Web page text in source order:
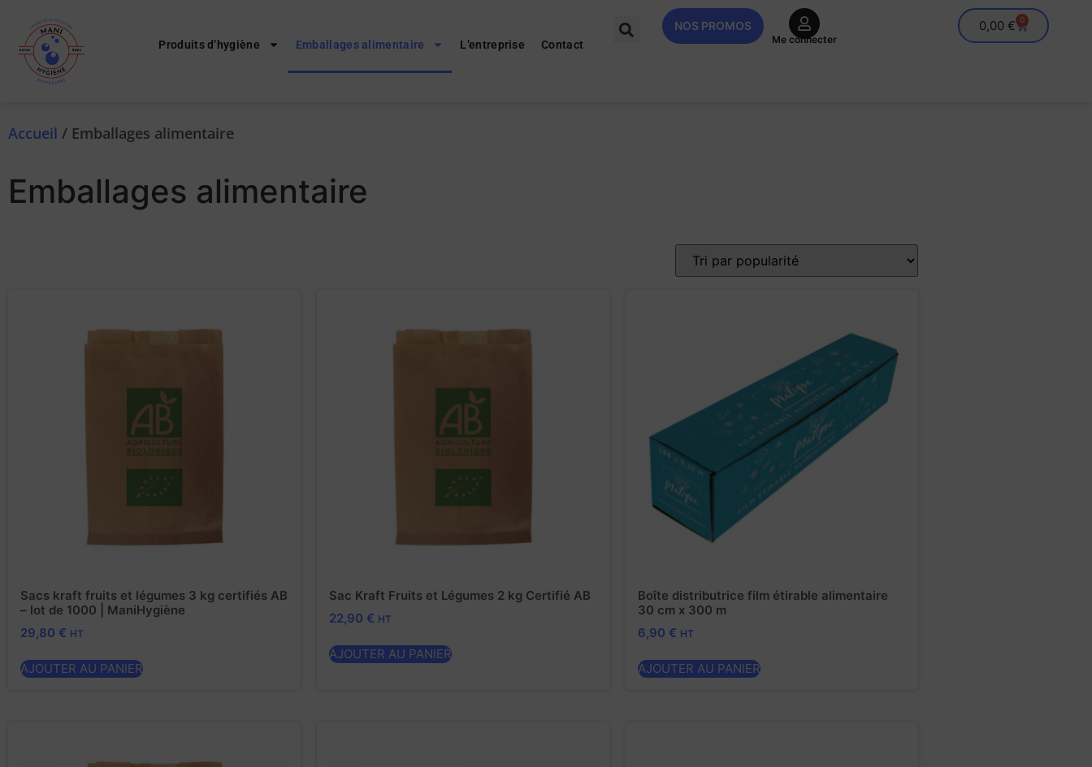
Produits d’hygiène Emballages alimentaire L’entreprise Contact
NOS PROMOS
Me connecter
0,00 € 0
Accueil / Emballages alimentaire
Emballages alimentaire
Sacs kraft fruits et légumes 3 kg certifiés AB
– lot de 1000 | ManiHygiène
29,80 € HT
AJOUTER AU PANIER
Sac Kraft Fruits et Légumes 2 kg Certifié AB
22,90 € HT
AJOUTER AU PANIER
Boîte distributrice film étirable alimentaire
30 cm x 300 m
6,90 € HT
AJOUTER AU PANIER